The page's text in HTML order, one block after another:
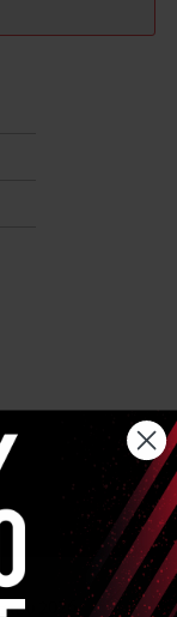
αποτελούμενη
να αλλαχτεί